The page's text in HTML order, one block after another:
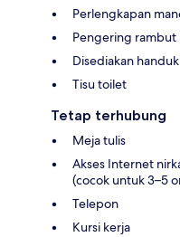
Perlengkapan
Pengering rambut
Disediakan handuk
Tisu toilet
Tetap terhubung
Meja tulis
Akses Internet
(cocok untuk 3–5
Telepon
Kursi kerja